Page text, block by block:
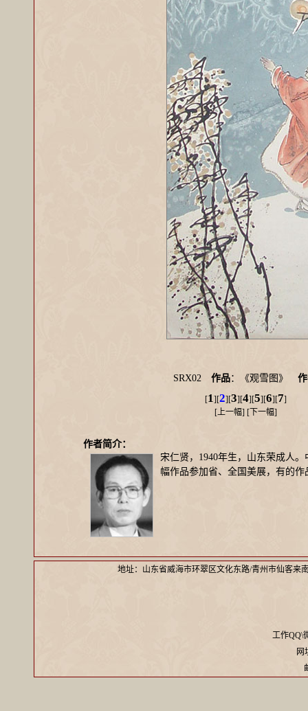
SRX02 作品：《观雪图》
[1][2][3][4][5][6][7]
[上一幅] [ 下一幅]
作者简介：
宋仁贤，1940年生，山东荣成人
幅作品参加省、全国美展，有的
地址：山东省威海市环翠区文化东路/青州市仙客来
工作QQ\
网